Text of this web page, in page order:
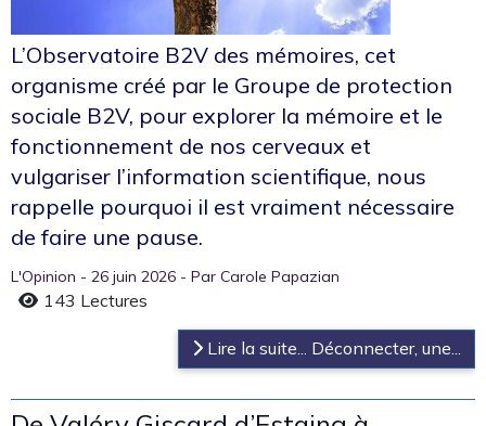
L’Observatoire B2V des mémoires, cet
organisme créé par le Groupe de protection
sociale B2V, pour explorer la mémoire et le
fonctionnement de nos cerveaux et
vulgariser l’information scientifique, nous
rappelle pourquoi il est vraiment nécessaire
de faire une pause.
L'Opinion - 26 juin 2026 - Par Carole Papazian
143 Lectures
Lire la suite... Déconnecter, une...